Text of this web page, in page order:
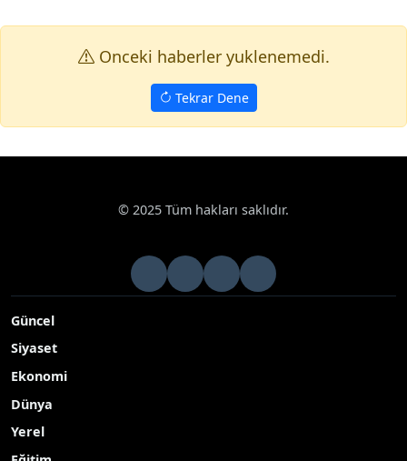
Onceki haberler yuklenemedi.
Tekrar Dene
Siyaset Bakan Fidan, Gürcistan Başbakan
Dışişleri Bakanı Maka Botchorishvili ile görüştü
Dışişleri Bakanı Hakan Fidan, Gürcistan Başbakan Yardımcısı